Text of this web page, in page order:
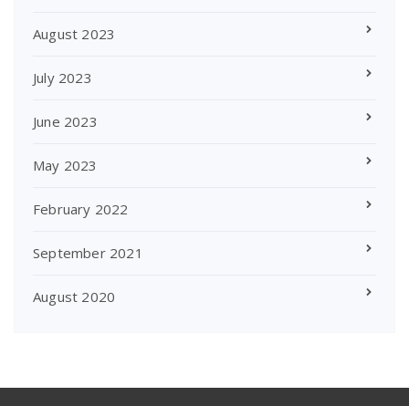
August 2023
July 2023
June 2023
May 2023
February 2022
September 2021
August 2020